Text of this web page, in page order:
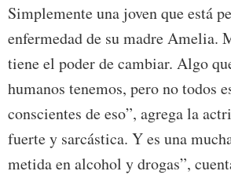
Simplemente una joven que está
enfermedad de su madre Amelia.
tiene el poder de cambiar. Algo
humanos tenemos, pero no todos
conscientes de eso”, agrega la
fuerte y sarcástica. Y es una
metida en alcohol y drogas”,